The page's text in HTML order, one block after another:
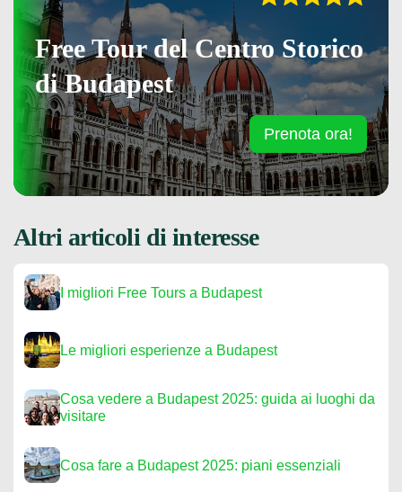
Free Tour del Centro Storico
di Budapest
Prenota ora!
Altri articoli di interesse
I migliori Free Tours a Budapest
Le migliori esperienze a Budapest
Cosa vedere a Budapest 2025: guida ai luoghi da
visitare
Cosa fare a Budapest 2025: piani essenziali